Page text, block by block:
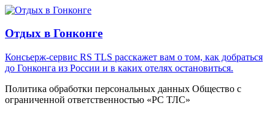
Отдых в Гонконге
Консьерж-сервис RS TLS расскажет вам о том, как добраться
до Гонконга из России и в каких отелях остановиться.
Политика обработки персональных данных Общество с
ограниченной ответственностью «PC ТЛС»